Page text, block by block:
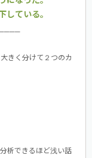
ている。
きく分けて２つのカ
析できるほど浅い話